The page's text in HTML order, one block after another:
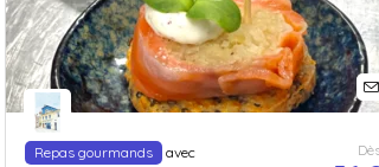
Repas gourmands avec